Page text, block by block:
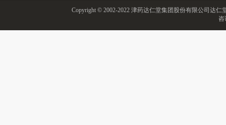
Copyright © 2002-2022 津药达仁堂集团股份有限公司